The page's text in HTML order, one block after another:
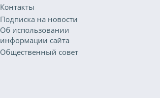
Контакты
Подписка на новости
Об использовании
информации сайта
Общественный совет